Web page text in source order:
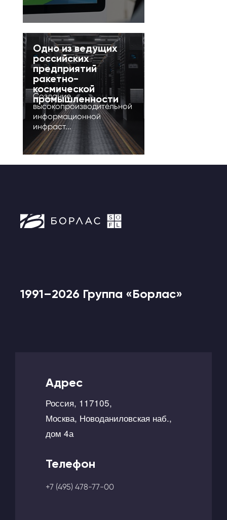
Одно из ведущих
российских
предприятий
ракетно-
космической
промышленности
Создание
высокопроизводительной
информационной
инфраст...
1991–2026 Группа «Борлас»
Адрес
Россия, 117105,
Москва, Новоданиловская наб.,
дом 4а
Телефон
+7 (495) 478-77-00